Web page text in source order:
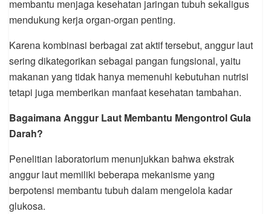
membantu menjaga kesehatan jaringan tubuh sekaligus
mendukung kerja organ-organ penting.
Karena kombinasi berbagai zat aktif tersebut, anggur laut
sering dikategorikan sebagai pangan fungsional, yaitu
makanan yang tidak hanya memenuhi kebutuhan nutrisi
tetapi juga memberikan manfaat kesehatan tambahan.
Bagaimana Anggur Laut Membantu Mengontrol Gula
Darah?
Penelitian laboratorium menunjukkan bahwa ekstrak
anggur laut memiliki beberapa mekanisme yang
berpotensi membantu tubuh dalam mengelola kadar
glukosa.